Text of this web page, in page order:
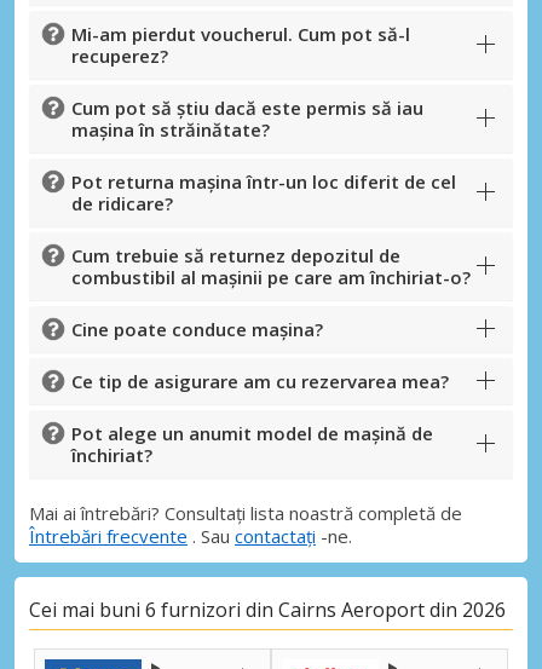
Mi-am pierdut voucherul. Cum pot să-l
recuperez?
Cum pot să știu dacă este permis să iau
mașina în străinătate?
Pot returna mașina într-un loc diferit de cel
de ridicare?
Cum trebuie să returnez depozitul de
combustibil al mașinii pe care am închiriat-o?
Cine poate conduce mașina?
Ce tip de asigurare am cu rezervarea mea?
Pot alege un anumit model de mașină de
închiriat?
Mai ai întrebări? Consultați lista noastră completă de
Întrebări frecvente . Sau contactați -ne.
Cei mai buni 6 furnizori din Cairns Aeroport din 2026